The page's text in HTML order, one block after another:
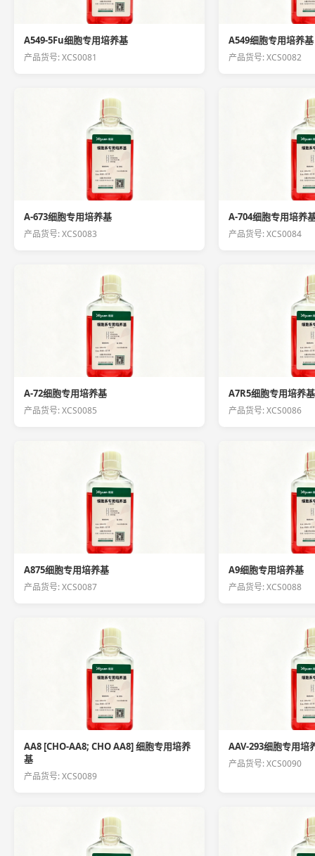
A549-5Fu细胞专用培养基
产品货号: XCS0081
A549细胞专用培养基
产品货号: XCS0082
A-673细胞专用培养基
产品货号: XCS0083
A-704细胞专用培养
产品货号: XCS0084
A-72细胞专用培养基
产品货号: XCS0085
A7R5细胞专用培养基
产品货号: XCS0086
A875细胞专用培养基
产品货号: XCS0087
A9细胞专用培养基
产品货号: XCS0088
AA8 [CHO-AA8; CHO AA8] 细胞专用培养
基
产品货号: XCS0089
AAV-293细胞专用培
产品货号: XCS0090